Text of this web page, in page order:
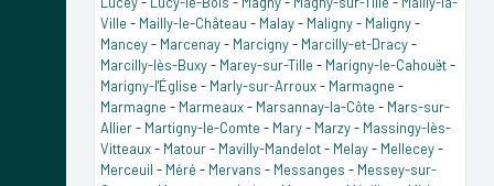
Ville - Mailly-le-Château - Malay- Maligny- Maligny-
Mancey- Marcenay- Marcigny- Marcilly-et-Dracy-
Marcilly-lès-Buxy- Marey-sur-Tille - Marigny-le-Cahouët-
Marigny-l'Église - Marly-sur-Arroux- Marmagne -
Marmagne - Marmeaux- Marsannay-la-Côte - Mars-sur-
Allier- Martigny-le-Comte - Mary- Marzy- Massingy-lès-
Vitteaux- Matour- Mavilly-Mandelot- Melay- Mellecey-
Merceuil - Méré - Mervans - Messanges - Messey-sur-